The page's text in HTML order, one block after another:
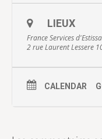
LIEUX
France Services
2 rue Laurent Lessere
CALENDAR